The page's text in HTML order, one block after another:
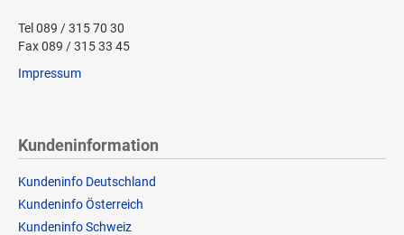
Tel 089 / 315 70 30
Fax 089 / 315 33 45
Impressum
Kundeninformation
Kundeninfo Deutschland
Kundeninfo Österreich
Kundeninfo Schweiz